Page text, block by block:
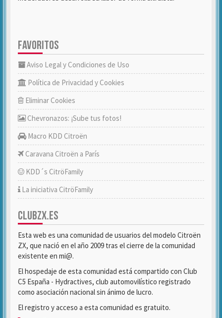
FAVORITOS
Aviso Legal y Condiciones de Uso
Política de Privacidad y Cookies
Eliminar Cookies
Chevronazos: ¡Sube tus fotos!
Macro KDD Citroën
Caravana Citroën a París
KDD´s CitröFamily
La iniciativa CitröFamily
CLUBZX.ES
Esta web es una comunidad de usuarios del modelo Citroën
ZX, que nació en el año 2009 tras el cierre de la comunidad
existente en mi@.
El hospedaje de esta comunidad está compartido con Club
C5 España - Hydractives, club automovilístico registrado
como asociación nacional sin ánimo de lucro.
El registro y acceso a esta comunidad es gratuito.